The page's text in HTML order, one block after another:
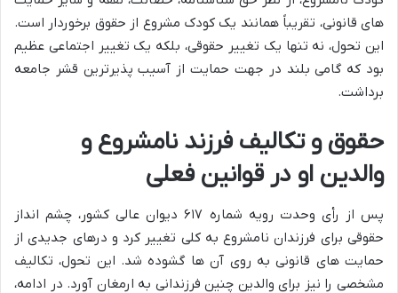
های قانونی، تقریباً همانند یک کودک مشروع از حقوق برخوردار است.
این تحول، نه تنها یک تغییر حقوقی، بلکه یک تغییر اجتماعی عظیم
بود که گامی بلند در جهت حمایت از آسیب پذیرترین قشر جامعه
برداشت.
حقوق و تکالیف فرزند نامشروع و
والدین او در قوانین فعلی
پس از رأی وحدت رویه شماره ۶۱۷ دیوان عالی کشور، چشم انداز
حقوقی برای فرزندان نامشروع به کلی تغییر کرد و درهای جدیدی از
حمایت های قانونی به روی آن ها گشوده شد. این تحول، تکالیف
مشخصی را نیز برای والدین چنین فرزندانی به ارمغان آورد. در ادامه،